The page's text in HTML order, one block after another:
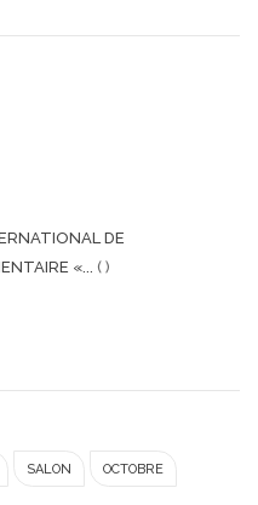
DE
«... ( )
SALON OCTOBRE